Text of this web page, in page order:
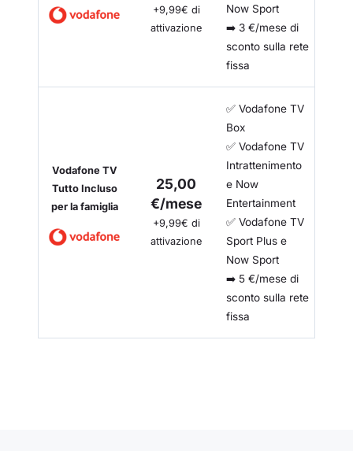
+9,99€ di
attivazione
Now Sport
➡️ 3 €/mese di
sconto sulla rete
fissa
Vodafone TV
Tutto Incluso
per la famiglia
25,00
€/mese
+9,99€ di
attivazione
✅ Vodafone TV
Box
✅ Vodafone TV
Intrattenimento
e Now
Entertainment
✅ Vodafone TV
Sport Plus e
Now Sport
➡️ 5 €/mese di
sconto sulla rete
fissa